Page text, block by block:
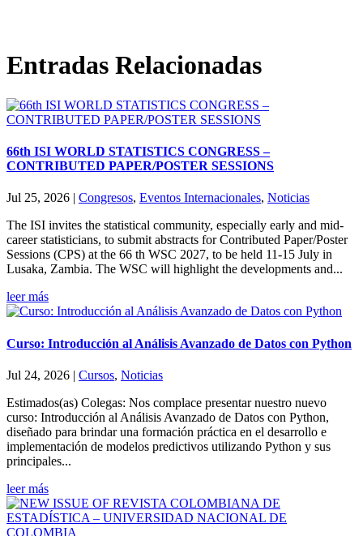
Entradas Relacionadas
66th ISI WORLD STATISTICS CONGRESS –
CONTRIBUTED PAPER/POSTER SESSIONS
Jul 25, 2026 | Congresos, Eventos Internacionales, Noticias
The ISI invites the statistical community, especially early and mid-
career statisticians, to submit abstracts for Contributed Paper/Poster
Sessions (CPS) at the 66 th WSC 2027, to be held 11-15 July in
Lusaka, Zambia. The WSC will highlight the developments and...
leer más
Curso: Introducción al Análisis Avanzado de Datos con Python
Jul 24, 2026 | Cursos, Noticias
Estimados(as) Colegas: Nos complace presentar nuestro nuevo
curso: Introducción al Análisis Avanzado de Datos con Python,
diseñado para brindar una formación práctica en el desarrollo e
implementación de modelos predictivos utilizando Python y sus
principales...
leer más